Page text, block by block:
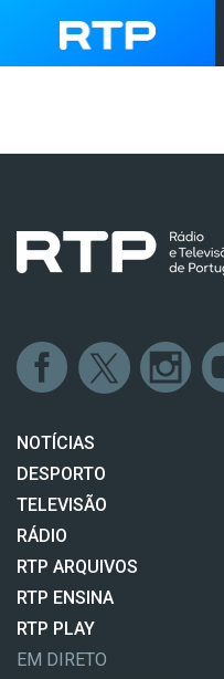
NOTÍCIAS
DESPORTO
TELEVISÃO
RÁDIO
RTP ARQUIVOS
RTP ENSINA
RTP PLAY
EM DIRETO